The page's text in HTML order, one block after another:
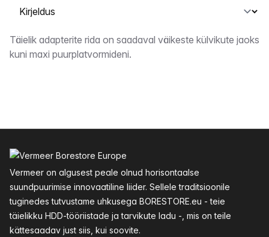
Vahekaardi valimine
Kirjeldus
Täielik adapterite rida on saadaval väikeste külvikute jaoks
kuni maxi puurplatvormideni.
Vermeer on algusest peale olnud horisontaalse
suundpuurimise innovaatiline liider. Sellele traditsioonile
tuginedes tutvustame uhkusega BORESTORE.eu - teie
täielikku HDD-tööriistade ja tarvikute ladu -, mis on teile
kättesaadav just siis, kui soovite.